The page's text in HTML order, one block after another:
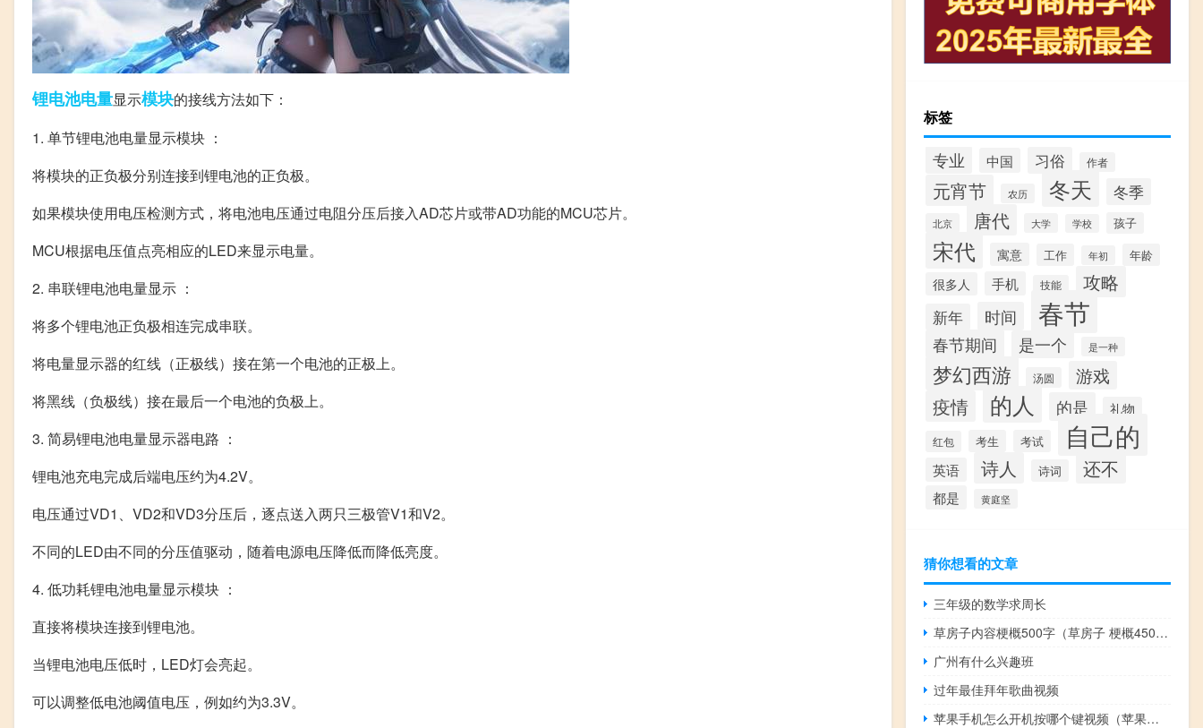
锂电池电量显示模块的接线方法如下：
1. 单节锂电池电量显示模块 ：
将模块的正负极分别连接到锂电池的正负极。
如果模块使用电压检测方式，将电池电压通过电阻分压后接入AD芯片或带AD功能的MCU芯片。
MCU根据电压值点亮相应的LED来显示电量。
2. 串联锂电池电量显示 ：
将多个锂电池正负极相连完成串联。
将电量显示器的红线（正极线）接在第一个电池的正极上。
将黑线（负极线）接在最后一个电池的负极上。
3. 简易锂电池电量显示器电路 ：
锂电池充电完成后端电压约为4.2V。
电压通过VD1、VD2和VD3分压后，逐点送入两只三极管V1和V2。
不同的LED由不同的分压值驱动，随着电源电压降低而降低亮度。
4. 低功耗锂电池电量显示模块 ：
直接将模块连接到锂电池。
当锂电池电压低时，LED灯会亮起。
可以调整低电池阈值电压，例如约为3.3V。
标签
专业 中国 习俗 作者
元宵节 农历 冬天 冬季
北京 唐代 大学 学校 孩子
宋代 寓意 工作 年初 年龄
很多人 手机 技能 攻略
新年 时间 春节
春节期间 是一个 是一种
梦幻西游 汤圆 游戏
疫情 的人 的是 礼物
红包 考生 考试 自己的
英语 诗人 诗词 还不
都是 黄庭坚
猜你想看的文章
三年级的数学求周长
草房子内容梗概500字（草房子 梗概450 500字）
广州有什么兴趣班
过年最佳拜年歌曲视频
苹果手机怎么开机按哪个键视频（苹果手机怎么开机按哪个键）